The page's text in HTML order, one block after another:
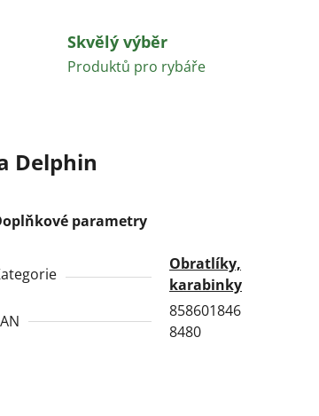
Skvělý výběr
Produktů pro rybáře
Delphin
parametry
Obratlíky,
karabinky
858601846
8480